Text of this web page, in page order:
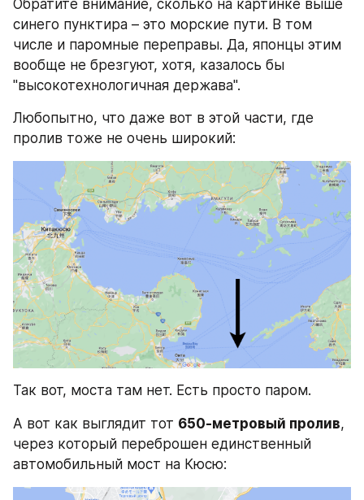
Обратите внимание, сколько на картинке выше
синего пунктира – это морские пути. В том
числе и паромные переправы. Да, японцы этим
вообще не брезгуют, хотя, казалось бы
"высокотехнологичная держава".
Любопытно, что даже вот в этой части, где
пролив тоже не очень широкий:
Так вот, моста там нет. Есть просто паром.
А вот как выглядит тот 650-метровый пролив,
через который переброшен единственный
автомобильный мост на Кюсю: